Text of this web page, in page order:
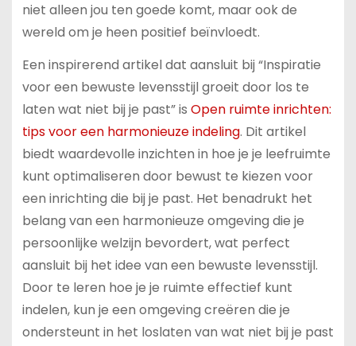
niet alleen jou ten goede komt, maar ook de
wereld om je heen positief beïnvloedt.
Een inspirerend artikel dat aansluit bij “Inspiratie
voor een bewuste levensstijl groeit door los te
laten wat niet bij je past” is Open ruimte inrichten:
tips voor een harmonieuze indeling. Dit artikel
biedt waardevolle inzichten in hoe je je leefruimte
kunt optimaliseren door bewust te kiezen voor
een inrichting die bij je past. Het benadrukt het
belang van een harmonieuze omgeving die je
persoonlijke welzijn bevordert, wat perfect
aansluit bij het idee van een bewuste levensstijl.
Door te leren hoe je je ruimte effectief kunt
indelen, kun je een omgeving creëren die je
ondersteunt in het loslaten van wat niet bij je past